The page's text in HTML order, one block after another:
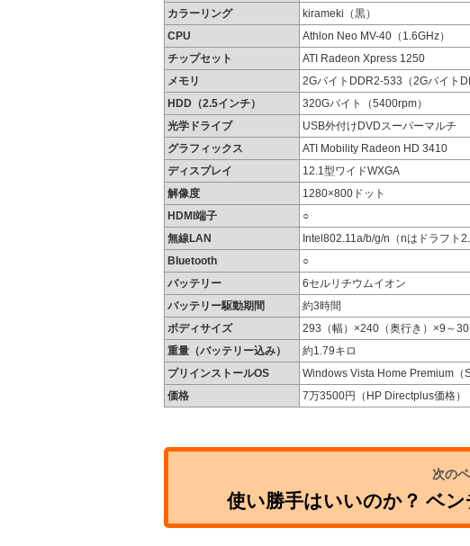
カラーリング
kirameki（黒）
CPU
Athlon Neo MV-40（1.6GHz）
チップセット
ATI Radeon Xpress 1250
メモリ
2GバイトDDR2-533（2Gバイト
HDD（2.5インチ）
320Gバイト（5400rpm）
光学ドライブ
USB外付けDVDスーパーマルチ
グラフィックス
ATI Mobility Radeon HD 3410
ディスプレイ
12.1型ワイドWXGA
解像度
1280×800ドット
HDMI端子
○
無線LAN
Intel802.11a/b/g/n（nはドラフト
Bluetooth
○
バッテリー
6セルリチウムイオン
バッテリー駆動期間
約3時間
ボディサイズ
293（幅）×240（奥行き）×9～30
重量（バッテリー込み）
約1.79キロ
プリインストールOS
Windows Vista Home Premium（
価格
7万3500円（HP Directplus価格）
使い勝手はいいのか？ ベ